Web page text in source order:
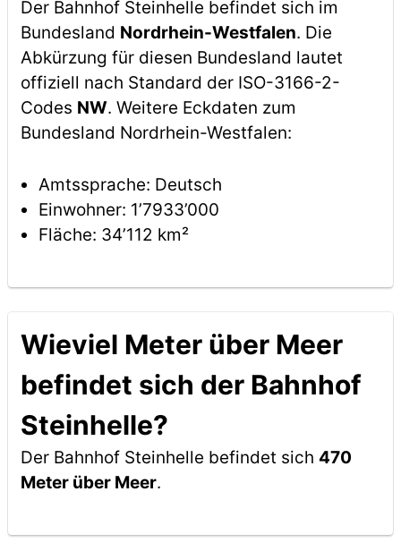
Der Bahnhof Steinhelle befindet sich im
Bundesland Nordrhein-Westfalen. Die
Abkürzung für diesen Bundesland lautet
offiziell nach Standard der ISO-3166-2-
Codes NW. Weitere Eckdaten zum
Bundesland Nordrhein-Westfalen:
Amtssprache: Deutsch
Einwohner: 1’7933’000
Fläche: 34’112 km²
Wieviel Meter über Meer
befindet sich der Bahnhof
Steinhelle?
Der Bahnhof Steinhelle befindet sich 470
Meter über Meer.